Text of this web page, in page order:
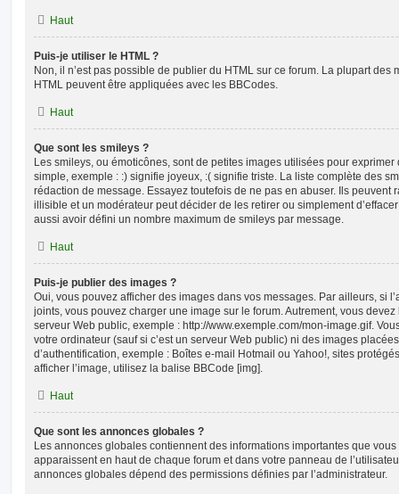
Haut
Puis-je utiliser le HTML ?
Non, il n’est pas possible de publier du HTML sur ce forum. La plupart des
HTML peuvent être appliquées avec les BBCodes.
Haut
Que sont les smileys ?
Les smileys, ou émoticônes, sont de petites images utilisées pour
simple, exemple : :) signifie joyeux, :( signifie triste. La liste complète des
rédaction de message. Essayez toutefois de ne pas en abuser. Ils peuvent
illisible et un modérateur peut décider de les retirer ou simplement
aussi avoir défini un nombre maximum de smileys par message.
Haut
Puis-je publier des images ?
Oui, vous pouvez afficher des images dans vos messages. Par ailleurs, si
joints, vous pouvez charger une image sur le forum. Autrement, vous
serveur Web public, exemple : http://www.exemple.com/mon-image.gif.
votre ordinateur (sauf si c’est un serveur Web public) ni des images
d’authentification, exemple : Boîtes e-mail Hotmail ou Yahoo!, sites
afficher l’image, utilisez la balise BBCode [img].
Haut
Que sont les annonces globales ?
Les annonces globales contiennent des informations importantes que
apparaissent en haut de chaque forum et dans votre panneau de
annonces globales dépend des permissions définies par l’administrateur.